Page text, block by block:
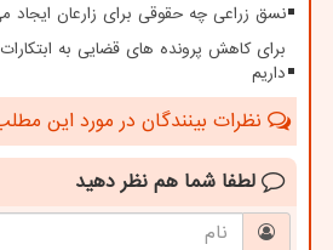
نسق زراعی چه حقوقی برای زارعان ایجاد
برای کاهش پرونده های قضایی به
داریم
نظرات بینندگان در مورد این
لطفا شما هم نظر دهید